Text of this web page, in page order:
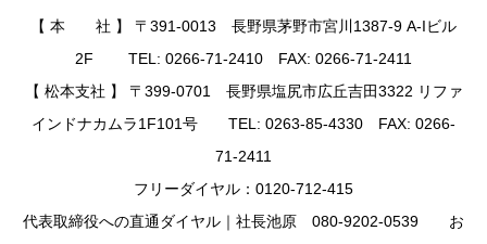
【 本 社 】 〒391-0013 長野県茅野市宮川1387-9 A-Iビル
2F TEL: 0266-71-2410 FAX: 0266-71-2411
【 松本支社 】 〒399-0701 長野県塩尻市広丘吉田3322 リファ
インドナカムラ1F101号 TEL: 0263-85-4330 FAX: 0266-
71-2411
フリーダイヤル：0120-712-415
代表取締役への直通ダイヤル｜社長池原 080-9202-0539 お